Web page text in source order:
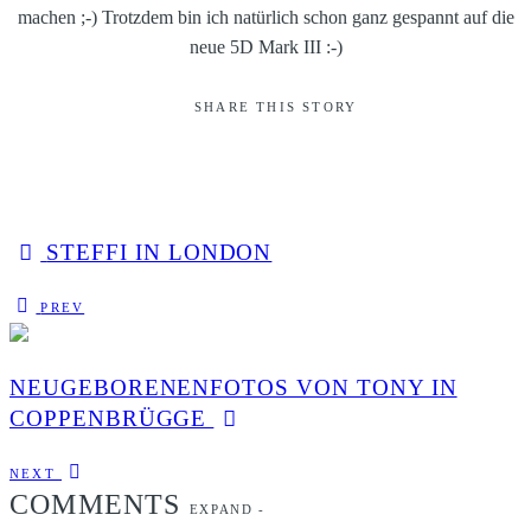
machen ;-) Trotzdem bin ich natürlich schon ganz gespannt auf die
neue 5D Mark III :-)
SHARE THIS STORY
STEFFI IN LONDON
PREV
NEUGEBORENENFOTOS VON TONY IN
COPPENBRÜGGE
NEXT
COMMENTS EXPAND -